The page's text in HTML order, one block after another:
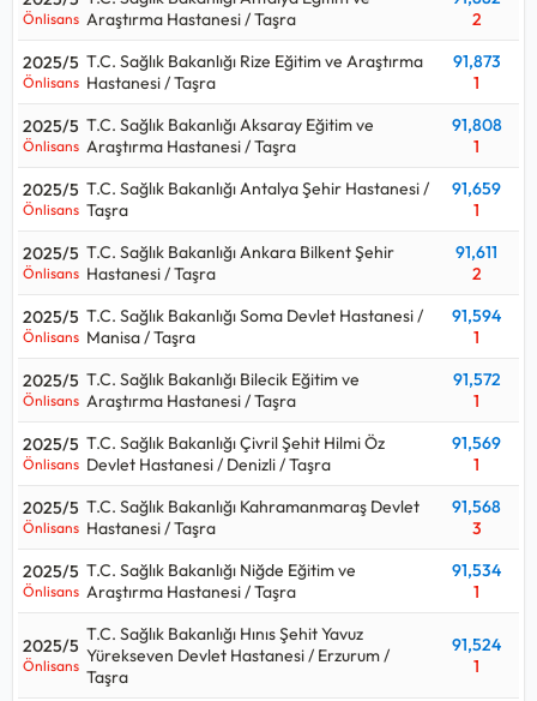
Önlisans Araştırma Hastanesi / Taşra
2
2025/5
Önlisans
T.C. Sağlık Bakanlığı Rize Eğitim ve Araştırma
Hastanesi / Taşra
91,873
1
2025/5
Önlisans
T.C. Sağlık Bakanlığı Aksaray Eğitim ve
Araştırma Hastanesi / Taşra
91,808
1
2025/5
Önlisans
T.C. Sağlık Bakanlığı Antalya Şehir Hastanesi /
Taşra
91,659
1
2025/5
Önlisans
T.C. Sağlık Bakanlığı Ankara Bilkent Şehir
Hastanesi / Taşra
91,611
2
2025/5
Önlisans
T.C. Sağlık Bakanlığı Soma Devlet Hastanesi /
Manisa / Taşra
91,594
1
2025/5
Önlisans
T.C. Sağlık Bakanlığı Bilecik Eğitim ve
Araştırma Hastanesi / Taşra
91,572
1
2025/5
Önlisans
T.C. Sağlık Bakanlığı Çivril Şehit Hilmi Öz
Devlet Hastanesi / Denizli / Taşra
91,569
1
2025/5
Önlisans
T.C. Sağlık Bakanlığı Kahramanmaraş Devlet
Hastanesi / Taşra
91,568
3
2025/5
Önlisans
T.C. Sağlık Bakanlığı Niğde Eğitim ve
Araştırma Hastanesi / Taşra
91,534
1
2025/5
Önlisans
T.C. Sağlık Bakanlığı Hınıs Şehit Yavuz
Yürekseven Devlet Hastanesi / Erzurum /
Taşra
91,524
1